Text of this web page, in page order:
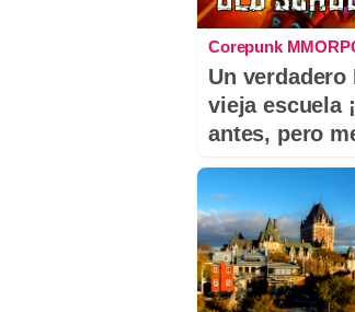
Corepunk
Un verdadero
vieja escuela
antes, pero